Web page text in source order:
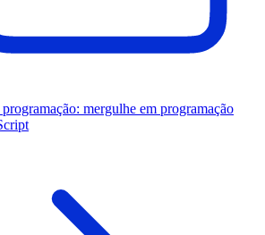
mergulhe em programação